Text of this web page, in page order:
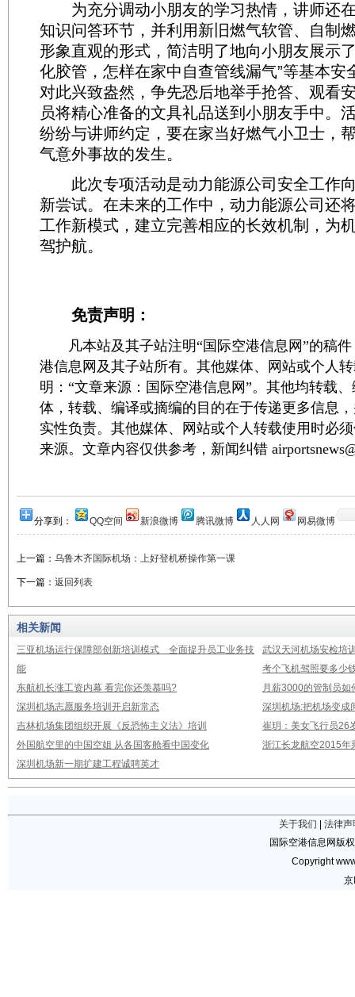
为充分调动小朋友的学习热情，讲师还
知识问答环节，并利用新旧燃气软管、自制
形象直观的形式，简洁明了地向小朋友展示
化胶管，怎样在家中自查管线漏气”等基本安
对此兴致盎然，争先恐后地举手抢答、观看
员将精心准备的文具礼品送到小朋友手中。
纷纷与讲师约定，要在家当好燃气小卫士，
气意外事故的发生。
此次专项活动是动力能源公司安全工作
新尝试。在未来的工作中，动力能源公司还
工作新模式，建立完善相应的长效机制，为
驾护航。
免责声明：
凡本站及其子站注明“国际空港信息网”的稿件
港信息网及其子站所有。其他媒体、网站或个人
明：“文章来源：国际空港信息网”。其他均转载
体，转载、编译或摘编的目的在于传递更多信息
实性负责。其他媒体、网站或个人转载使用时必
来源。文章内容仅供参考，新闻纠错
分享到： QQ空间 新浪微博 腾讯微博 人人网 网易微博
上一篇： 乌鲁木齐国际机场：上好登机桥操作第一课
下一篇： 返回列表
相关新闻
三亚机场运行保障部创新培训模式 全面提升员工业务技
能
武汉天河机场安检培
考个飞机驾照要多少
东航机长涨工资内幕 看完你还羡慕吗?
月薪3000的管制员
深圳机场志愿服务培训开启新常态
深圳机场:把机场变成
吉林机场集团组织开展《反恐怖主义法》培训
崔玥：美女飞行员26
外国航空里的中国空姐 从各国客舱看中国变化
浙江长龙航空2015年
深圳机场新一期扩建工程诚聘英才
关于我们
法律声
国际空港信息网版
Copyright